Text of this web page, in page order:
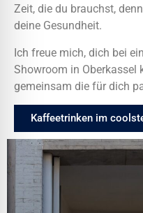
Zeit, die du brauchst,
deine Gesundheit.
Ich freue mich, dich bei
Showroom in Oberkassel
gemeinsam die für dich
Kaffeetrinken im